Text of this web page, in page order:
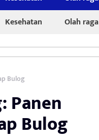
Kesehatan Olah raga
Bulog
Panen
Bulog